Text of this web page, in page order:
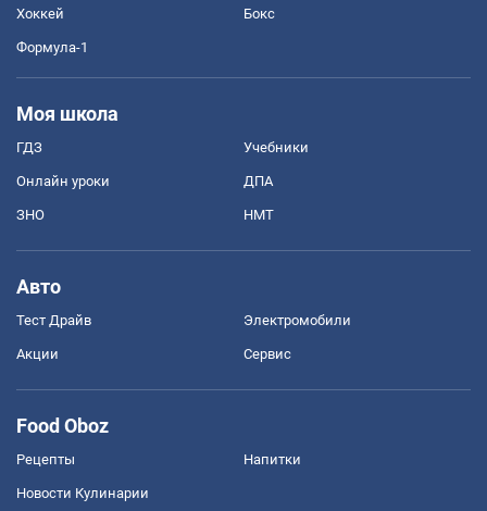
Хоккей Бокс
Формула-1
Моя школа
ГДЗ Учебники
Онлайн уроки ДПА
ЗНО НМТ
Авто
Тест Драйв Электромобили
Акции Сервис
Food Oboz
Рецепты Напитки
Новости Кулинарии